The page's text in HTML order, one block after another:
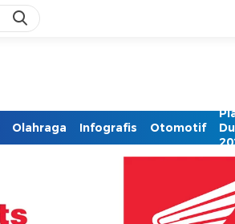
Olahraga Infografis Otomotif